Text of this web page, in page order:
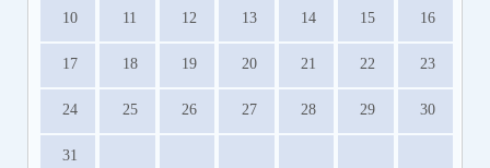
10 11 12 13 14 15 16
17 18 19 20 21 22 23
24 25 26 27 28 29 30
31